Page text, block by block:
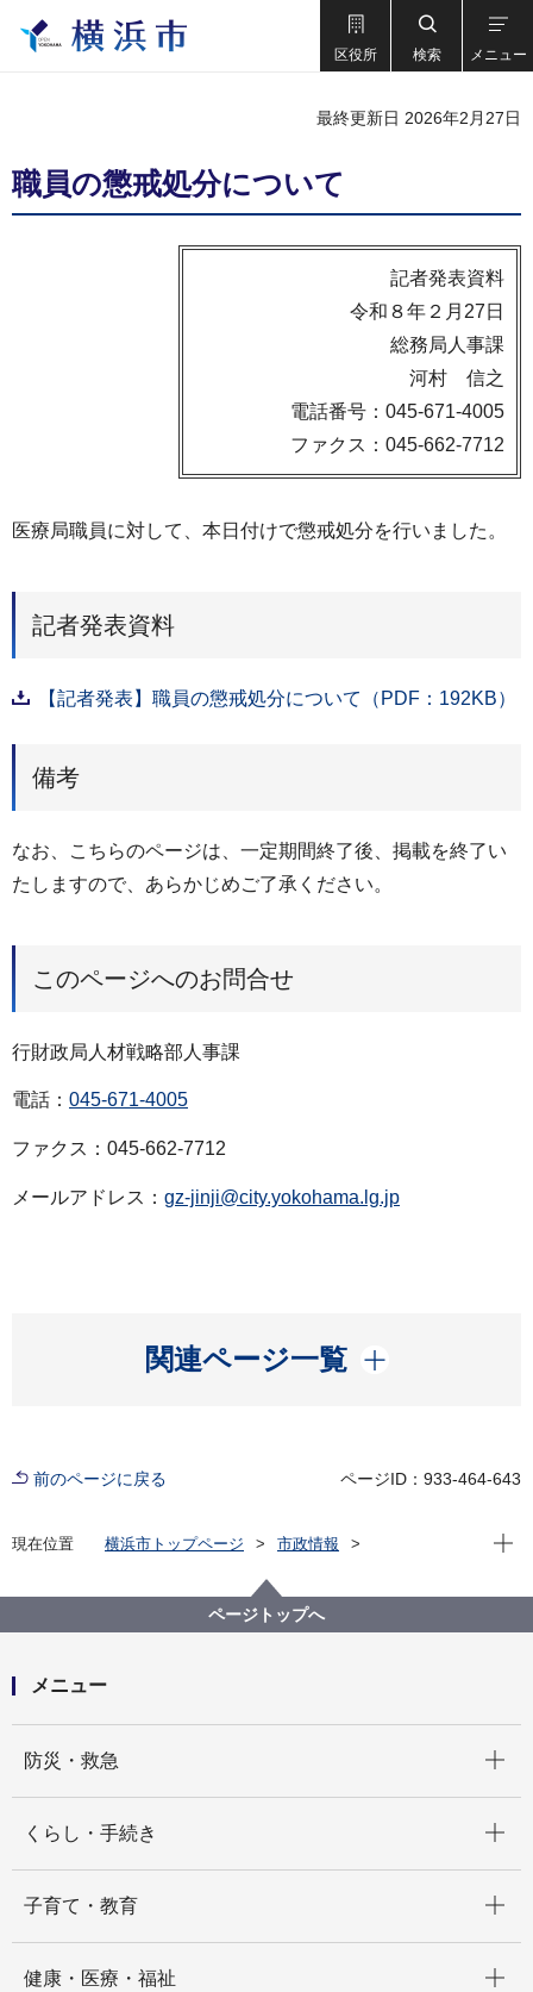
区役所 検索 メニュー
最終更新日 2026年2月27日
職員の懲戒処分について
記者発表資料
令和８年２月27日
総務局人事課
河村 信之
電話番号：045-671-4005
ファクス：045-662-7712
医療局職員に対して、本日付けで懲戒処分を行いました。
記者発表資料
【記者発表】職員の懲戒処分について（PDF：192KB）
備考
なお、こちらのページは、一定期間終了後、掲載を終了い
たしますので、あらかじめご了承ください。
このページへのお問合せ
行財政局人材戦略部人事課
電話： 045-671-4005
ファクス：045-662-7712
メールアドレス： gz-jinji@city.yokohama.lg.jp
関連ページ一覧
開く
前のページに戻る ページID：933-464-643
現在位置 横浜市トップページ
市政情報
職員の懲戒処分について
現在
ページトップへ
メニュー
防災・救急
くらし・手続き
子育て・教育
健康・医療・福祉